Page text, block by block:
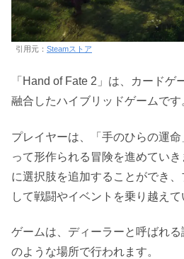
引用元： Steamストア
「Hand of Fate 2」は、カード
融合したハイブリッドゲームです
プレイヤーは、「手のひらの運
って形作られる冒険を進めてい
に選択肢を追加することができ
して戦闘やイベントを乗り越えて
ゲームは、ディーラーと呼ばれ
のような場所で行われます。